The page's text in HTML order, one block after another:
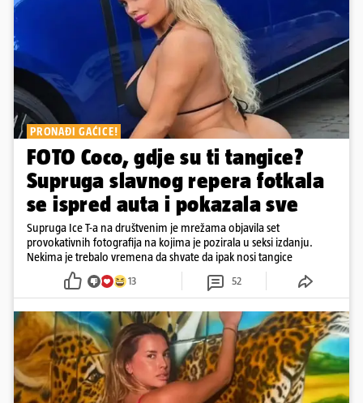
PRONAĐI GAĆICE!
FOTO Coco, gdje su ti tangice?
Supruga slavnog repera fotkala
se ispred auta i pokazala sve
Supruga Ice T-a na društvenim je mrežama objavila set
provokativnih fotografija na kojima je pozirala u seksi izdanju.
Nekima je trebalo vremena da shvate da ipak nosi tangice
13 52